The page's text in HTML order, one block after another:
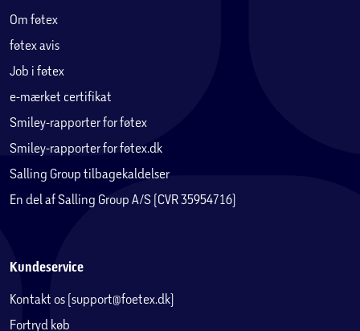
Om føtex
føtex avis
Job i føtex
e-mærket certifikat
Smiley-rapporter for føtex
Smiley-rapporter for føtex.dk
Salling Group tilbagekaldelser
En del af Salling Group A/S (CVR 35954716)
Kundeservice
Kontakt os (support@foetex.dk)
Fortryd køb